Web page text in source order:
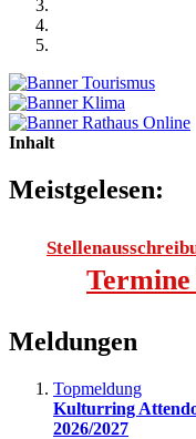
Inhalt
Meistgelesen:
Meldungen
Topmeldung
Kulturring
2026/2027